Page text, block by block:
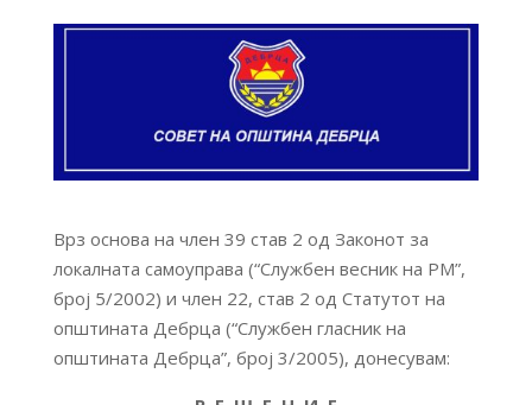
Врз основа на член 39 став 2 од Законот за
локалната самоуправа (“Службен весник на РМ”,
број 5/2002) и член 22, став 2 од Статутот на
општината Дебрца (“Службен гласник на
општината Дебрца”, број 3/2005), донесувам: